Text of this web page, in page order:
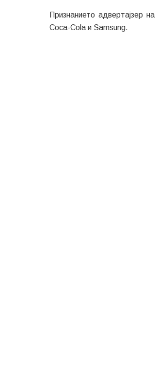
Признанието адвертајзер
Coca-Cola и Samsung.